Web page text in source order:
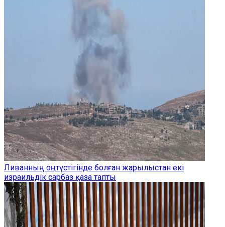
Ливанның оңтүстігінде болған жарылыстан екі
израильдік сарбаз қаза тапты